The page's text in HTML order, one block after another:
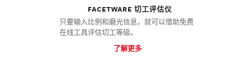
FACETWARE 切工评估仪
只要输入比例和磨光信息，就可以借助免费
在线工具评估切工等级。
了解更多